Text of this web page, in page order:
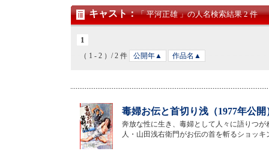
キャスト：「 平河正雄 」の人名検索結果 2 件
1
（ 1 - 2 ）/ 2 件 公開年▲ 作品名▲
毒婦お伝と首切り浅（1977年公開
奔放な性に生き、毒婦として人々に語りつ
人・山田浅右衛門がお伝の首を斬るショッ